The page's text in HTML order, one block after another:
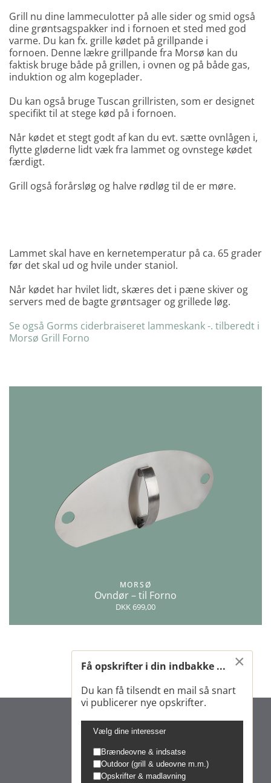
Grill nu dine lammeculotter på alle sider og smid også
dine grøntsagspakker ind i fornoen et sted med god
varme. Du kan fx. grille kødet på grillpande i
fornoen. Denne lækre grillpande fra Morsø kan du
faktisk bruge både på grillen, i ovnen og på både gas,
induktion og alm kogeplader.
Du kan også bruge Tuscan grillristen, som er designet
specifikt til at stege kød på i fornoen.
Når kødet et stegt godt af kan du evt. sætte ovnlågen i,
flytte gløderne lidt væk fra lammet og ovnstege kødet
færdigt.
Grill også forårsløg og halve rødløg til de er møre.
Lammet skal have en kernetemperatur på ca. 65 grader
før det skal ud og hvile under staniol.
Når kødet har hvilet lidt, skæres det i pæne skiver og
servers med de bagte grøntsager og grillede løg.
Se også Gorms ciderbraiseret lammeskank -. tilberedt i
Morsø Grill Forno
MORSØ
Ovndør – til Forno
DKK 699,00
×
Få opskrifter i din indbakke ...
Du kan få tilsendt en mail så snart
vi publicerer nye opskrifter.
Vælg dine interesser
Brændeovne & indsatse
Outdoor (grill & udeovne m.m.)
Opskrifter & madlavning